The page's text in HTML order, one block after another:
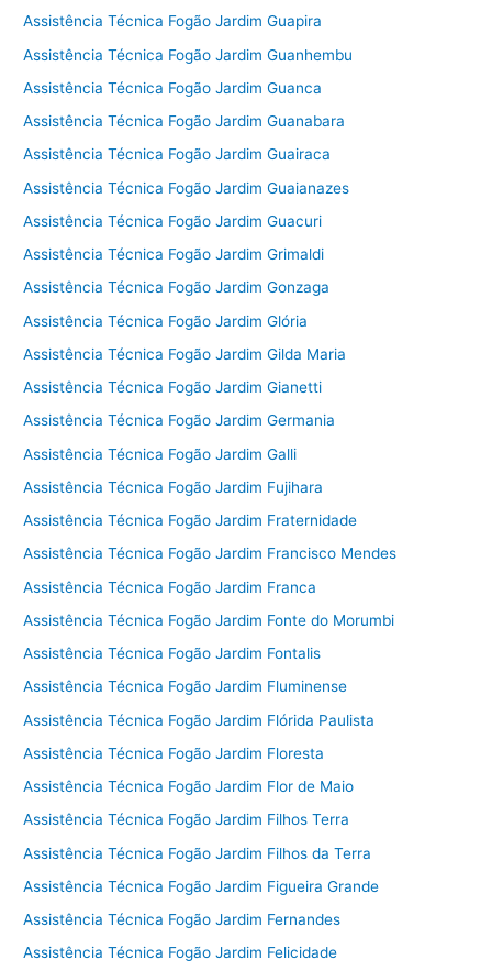
Assistência Técnica Fogão Jardim Guapira
Assistência Técnica Fogão Jardim Guanhembu
Assistência Técnica Fogão Jardim Guanca
Assistência Técnica Fogão Jardim Guanabara
Assistência Técnica Fogão Jardim Guairaca
Assistência Técnica Fogão Jardim Guaianazes
Assistência Técnica Fogão Jardim Guacuri
Assistência Técnica Fogão Jardim Grimaldi
Assistência Técnica Fogão Jardim Gonzaga
Assistência Técnica Fogão Jardim Glória
Assistência Técnica Fogão Jardim Gilda Maria
Assistência Técnica Fogão Jardim Gianetti
Assistência Técnica Fogão Jardim Germania
Assistência Técnica Fogão Jardim Galli
Assistência Técnica Fogão Jardim Fujihara
Assistência Técnica Fogão Jardim Fraternidade
Assistência Técnica Fogão Jardim Francisco Mendes
Assistência Técnica Fogão Jardim Franca
Assistência Técnica Fogão Jardim Fonte do Morumbi
Assistência Técnica Fogão Jardim Fontalis
Assistência Técnica Fogão Jardim Fluminense
Assistência Técnica Fogão Jardim Flórida Paulista
Assistência Técnica Fogão Jardim Floresta
Assistência Técnica Fogão Jardim Flor de Maio
Assistência Técnica Fogão Jardim Filhos Terra
Assistência Técnica Fogão Jardim Filhos da Terra
Assistência Técnica Fogão Jardim Figueira Grande
Assistência Técnica Fogão Jardim Fernandes
Assistência Técnica Fogão Jardim Felicidade